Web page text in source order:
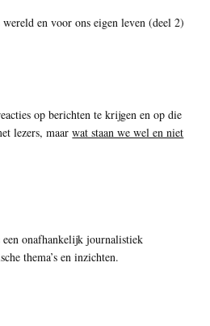
en voor ons eigen leven (deel 2)
op berichten te krijgen en op die
lezers, maarwat staan we wel en niet
onafhankelijk journalistiek
thema’s en inzichten.